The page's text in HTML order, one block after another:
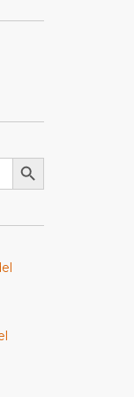
Botón de búsqueda